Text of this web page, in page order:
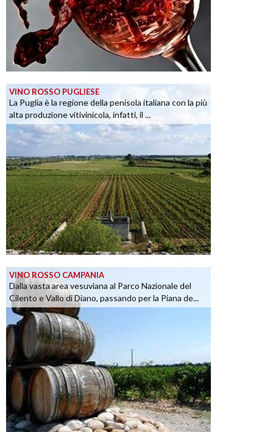
VINO ROSSO PUGLIESE
La Puglia è la regione della penisola italiana con la più
alta produzione vitivinicola, infatti, il ...
VINO ROSSO CAMPANIA
Dalla vasta area vesuviana al Parco Nazionale del
Cilento e Vallo di Diano, passando per la Piana de...